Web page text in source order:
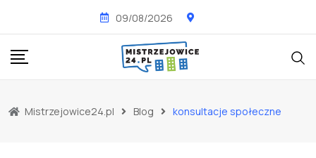
content
09/08/2026
Mistrzejowice24.pl Blog konsultacje społeczne